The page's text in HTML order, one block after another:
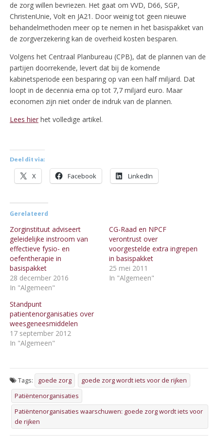
de zorg willen bevriezen. Het gaat om VVD, D66, SGP,
ChristenUnie, Volt en JA21. Door weinig tot geen nieuwe
behandelmethoden meer op te nemen in het basispakket van
de zorgverzekering kan de overheid kosten besparen.
Volgens het Centraal Planbureau (CPB), dat de plannen van de
partijen doorrekende, levert dat bij de komende
kabinetsperiode een besparing op van een half miljard. Dat
loopt in de decennia erna op tot 7,7 miljard euro. Maar
economen zijn niet onder de indruk van de plannen.
Lees hier het volledige artikel.
Deel dit via:
X Facebook LinkedIn
Gerelateerd
Zorginstituut adviseert
geleidelijke instroom van
effectieve fysio- en
oefentherapie in
basispakket
28 december 2016
In "Algemeen"
CG-Raad en NPCF
verontrust over
voorgestelde extra ingrepen
in basispakket
25 mei 2011
In "Algemeen"
Standpunt
patientenorganisaties over
weesgeneesmiddelen
17 september 2012
In "Algemeen"
Tags: goede zorg
goede zorg wordt iets voor de rijken
Patiëntenorganisaties
Patiëntenorganisaties waarschuwen: goede zorg wordt iets voor
de rijken